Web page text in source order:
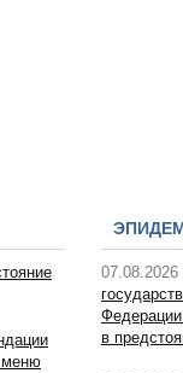
меню
07.08.2026
в